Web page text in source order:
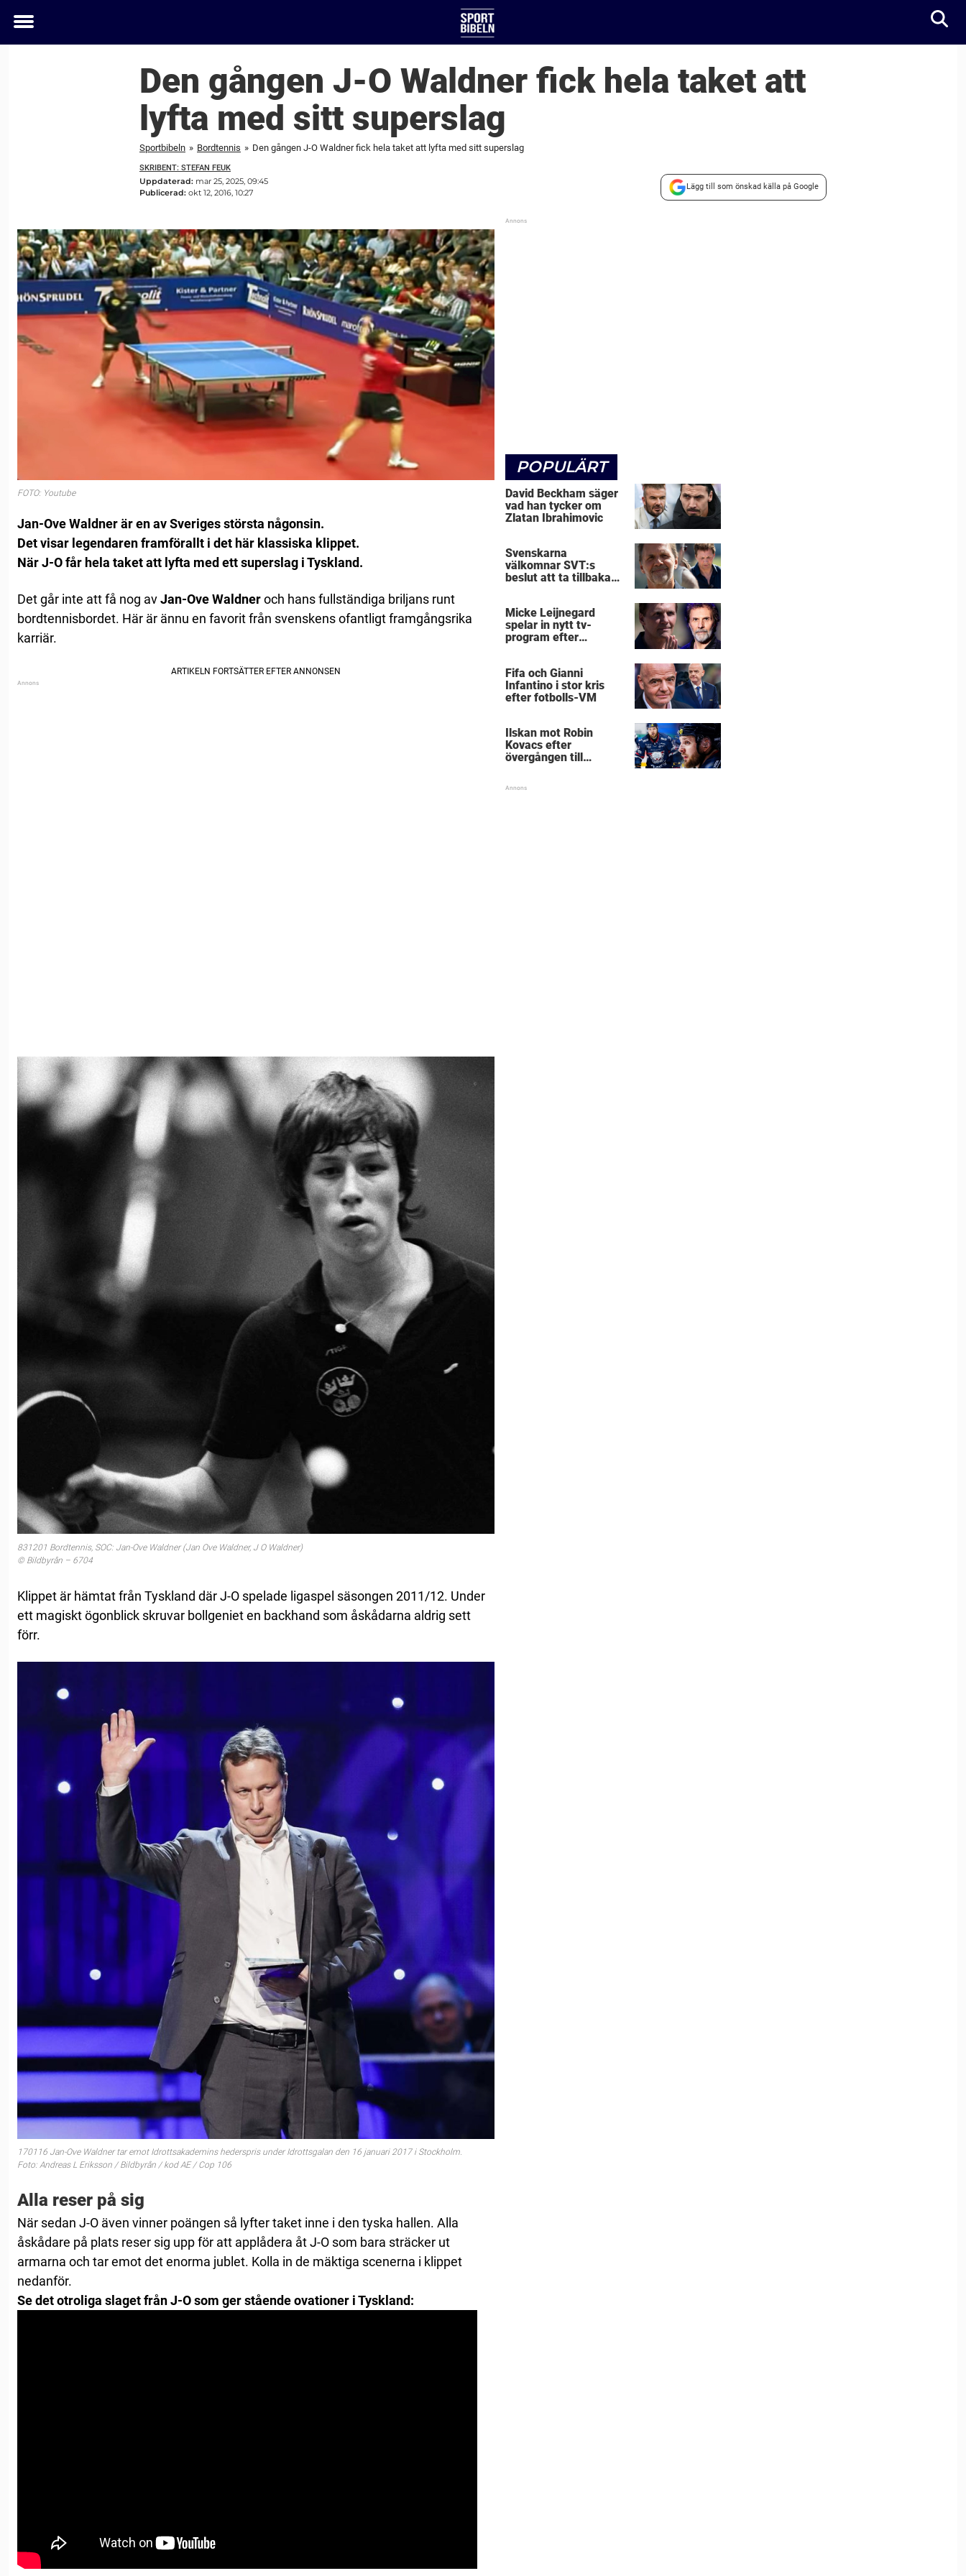
Toggle
Den gången J-O Waldner fick hela taket att
lyfta med sitt superslag
Sportbibeln » Bordtennis » Den gången J-O Waldner fick hela taket att lyfta med sitt superslag
SKRIBENT: STEFAN FEUK
Uppdaterad: mar 25, 2025, 09:45
Publicerad: okt 12, 2016, 10:27
Lägg till som önskad källa på Google
FOTO: Youtube
Jan-Ove Waldner är en av Sveriges största någonsin.
Det visar legendaren framförallt i det här klassiska klippet.
När J-O får hela taket att lyfta med ett superslag i Tyskland.
Det går inte att få nog avJan-Ove Waldneroch hans fullständiga briljans runt
bordtennisbordet. Här är ännu en favorit från svenskens ofantligt framgångsrika
karriär.
831201 Bordtennis, SOC: Jan-Ove Waldner (Jan Ove Waldner, J O Waldner)
© Bildbyrån – 6704
Klippet är hämtat från Tyskland där J-O spelade ligaspel säsongen 2011/12. Under
ett magiskt ögonblick skruvar bollgeniet en backhand som åskådarna aldrig sett
förr.
170116 Jan-Ove Waldner tar emot Idrottsakademins hederspris under Idrottsgalan den 16 januari 2017 i Stockholm.
Foto: Andreas L Eriksson / Bildbyrån / kod AE / Cop 106
Alla reser på sig
När sedan J-O även vinner poängen så lyfter taket inne i den tyska hallen. Alla
åskådare på plats reser sig upp för att applådera åt J-O som bara sträcker ut
armarna och tar emot det enorma jublet. Kolla in de mäktiga scenerna i klippet
nedanför.
Se det otroliga slaget från J-O som ger stående ovationer i Tyskland:
POPULÄRT
David Beckham säger
vad han tycker om
Zlatan Ibrahimovic
Svenskarna
välkomnar SVT:s
beslut att ta tillbaka
Micke Leijnegard
spelar in nytt tv-
program efter
Fifa och Gianni
Infantino i stor kris
efter fotbolls-VM
Ilskan mot Robin
Kovacs efter
övergången till